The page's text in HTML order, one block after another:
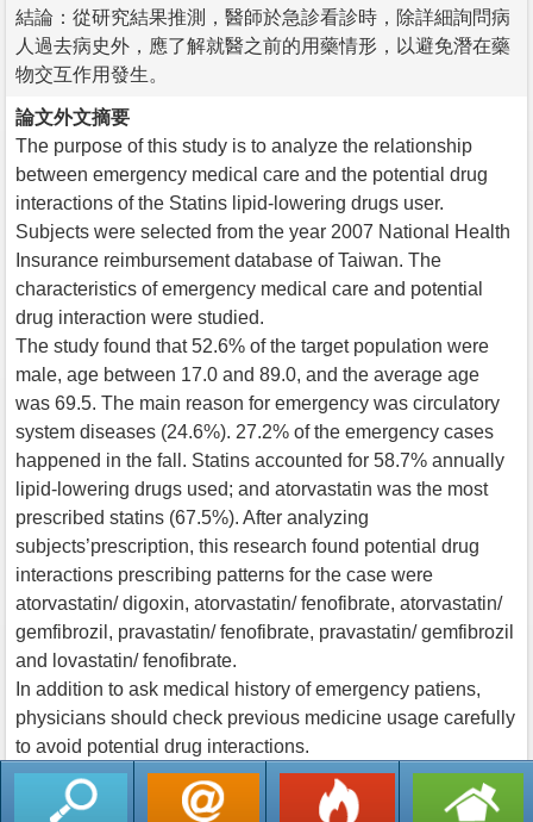
結論：從研究結果推測，醫師於急診看診時，除詳細詢問病
人過去病史外，應了解就醫之前的用藥情形，以避免潛在藥
物交互作用發生。
論文外文摘要
The purpose of this study is to analyze the relationship
between emergency medical care and the potential drug
interactions of the Statins lipid-lowering drugs user.
Subjects were selected from the year 2007 National Health
Insurance reimbursement database of Taiwan. The
characteristics of emergency medical care and potential
drug interaction were studied.
The study found that 52.6% of the target population were
male, age between 17.0 and 89.0, and the average age
was 69.5. The main reason for emergency was circulatory
system diseases (24.6%). 27.2% of the emergency cases
happened in the fall. Statins accounted for 58.7% annually
lipid-lowering drugs used; and atorvastatin was the most
prescribed statins (67.5%). After analyzing
subjects’prescription, this research found potential drug
interactions prescribing patterns for the case were
atorvastatin/ digoxin, atorvastatin/ fenofibrate, atorvastatin/
gemfibrozil, pravastatin/ fenofibrate, pravastatin/ gemfibrozil
and lovastatin/ fenofibrate.
In addition to ask medical history of emergency patiens,
physicians should check previous medicine usage carefully
to avoid potential drug interactions.
返回列表